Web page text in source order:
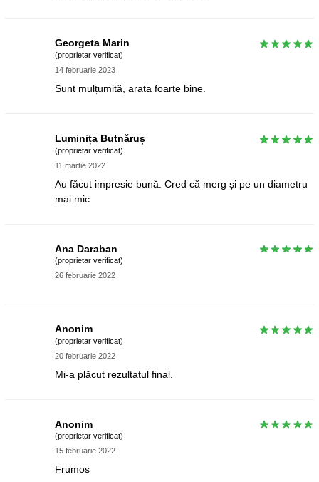
Georgeta Marin
(proprietar verificat)
14 februarie 2023
Sunt mulțumită, arata foarte bine.
Luminița Butnăruș
(proprietar verificat)
11 martie 2022
Au făcut impresie bună. Cred că merg și pe un diametru
mai mic
Ana Daraban
(proprietar verificat)
26 februarie 2022
Anonim
(proprietar verificat)
20 februarie 2022
Mi-a plăcut rezultatul final.
Anonim
(proprietar verificat)
15 februarie 2022
Frumos